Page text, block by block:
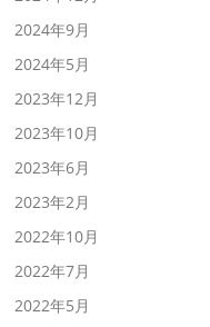
2024年9月
2024年5月
2023年12月
2023年10月
2023年6月
2023年2月
2022年10月
2022年7月
2022年5月